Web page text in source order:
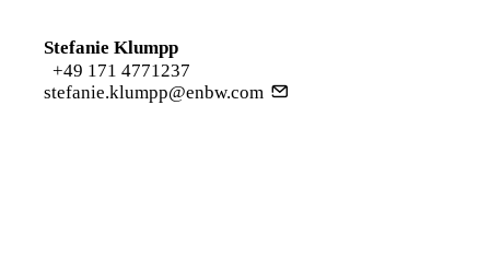
Stefanie Klumpp
+49 171 4771237
stefanie.klumpp@enbw.com